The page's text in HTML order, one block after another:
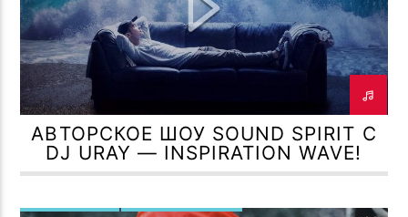
LOVE CHANTS TROLL'S (ВЕСНА
TROLL44 CCCP CREW MIX 33)
TF РОМАН МЕЛЬМОНТ
АВТОРСКОЕ ШОУ SOUND SPIRIT С
DJ URAY — INSPIRATION WAVE!